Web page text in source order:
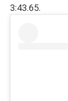
3:43.65.